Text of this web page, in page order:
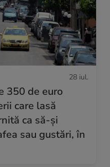
28 iul.
350 de euro
care lasă
ca să-și
sau gustări, în